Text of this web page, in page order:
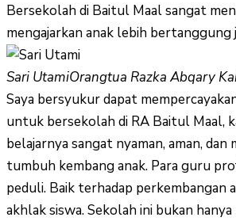
Bersekolah di Baitul Maal sangat
mengajarkan anak lebih bertanggung
Sari UtamiOrangtua Razka Abqary
Saya bersyukur dapat
untuk bersekolah di RA Baitul Maal,
belajarnya sangat nyaman, aman, dan
tumbuh kembang anak. Para guru
peduli. Baik terhadap perkembangan
akhlak siswa. Sekolah ini bukan